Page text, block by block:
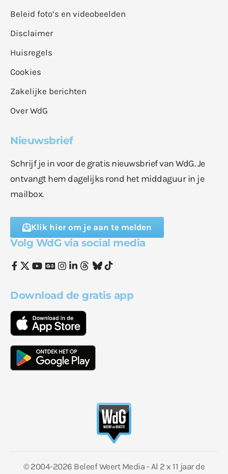
Beleid foto’s en videobeelden
Disclaimer
Huisregels
Cookies
Zakelijke berichten
Over WdG
Nieuwsbrief
Schrijf je in voor de gratis nieuwsbrief van WdG. Je
ontvangt hem dagelijks rond het middaguur in je
mailbox.
Klik hier om je aan te melden
Volg WdG via social media
Download de gratis app
© 2004-2026 Beleef Weert Media - Al 2 x 11 jaar de